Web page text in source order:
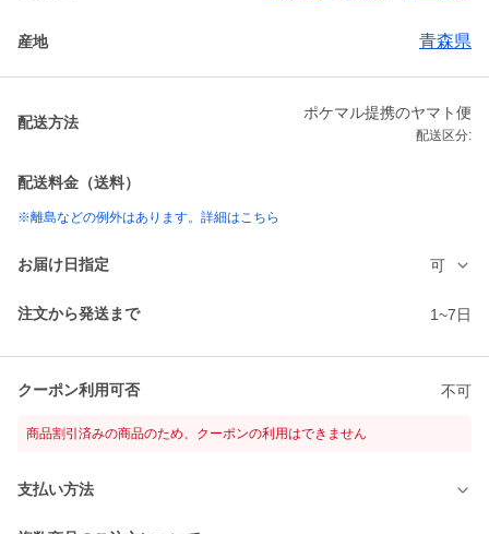
産地 青森県
配送方法
ポケマル提携のヤマト便
配送区分:
配送料金（送料）
※離島などの例外はあります。詳細はこちら
お届け日指定 可
注文から発送まで 1~7日
クーポン利用可否 不可
商品割引済みの商品のため、クーポンの利用はできません
支払い方法